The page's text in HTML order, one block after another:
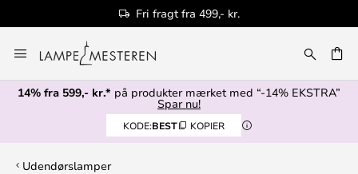
Fri fragt fra 499,- kr.
to
Content
14% fra 599,- kr.* på produkter mærket med “-14% EKSTRA”
Spar nu!
KODE:BEST KOPIER
Udendørslamper